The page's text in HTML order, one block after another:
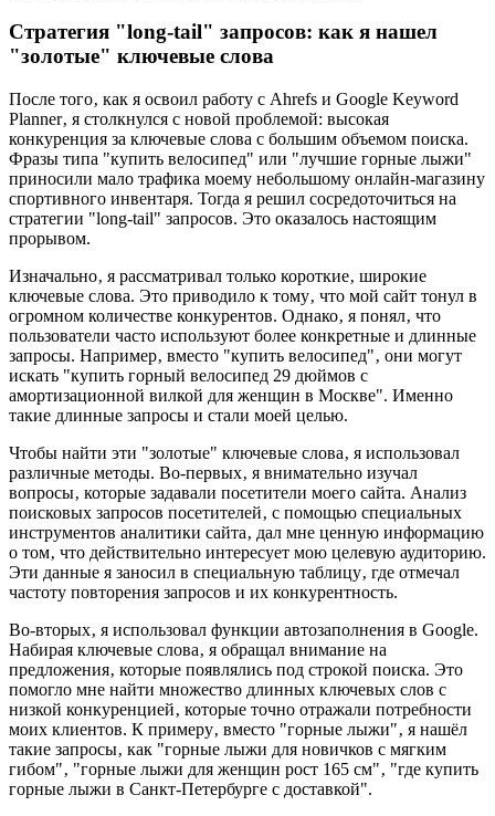
Стратегия "long-tail" запросов: как я нашел
"золотые" ключевые слова
После того‚ как я освоил работу с Ahrefs и Google Keyword
Planner‚ я столкнулся с новой проблемой: высокая
конкуренция за ключевые слова с большим объемом поиска.
Фразы типа "купить велосипед" или "лучшие горные лыжи"
приносили мало трафика моему небольшому онлайн-магазину
спортивного инвентаря. Тогда я решил сосредоточиться на
стратегии "long-tail" запросов. Это оказалось настоящим
прорывом.
Изначально‚ я рассматривал только короткие‚ широкие
ключевые слова. Это приводило к тому‚ что мой сайт тонул в
огромном количестве конкурентов. Однако‚ я понял‚ что
пользователи часто используют более конкретные и длинные
запросы. Например‚ вместо "купить велосипед"‚ они могут
искать "купить горный велосипед 29 дюймов с
амортизационной вилкой для женщин в Москве". Именно
такие длинные запросы и стали моей целью.
Чтобы найти эти "золотые" ключевые слова‚ я использовал
различные методы. Во-первых‚ я внимательно изучал
вопросы‚ которые задавали посетители моего сайта. Анализ
поисковых запросов посетителей‚ с помощью специальных
инструментов аналитики сайта‚ дал мне ценную информацию
о том‚ что действительно интересует мою целевую аудиторию.
Эти данные я заносил в специальную таблицу‚ где отмечал
частоту повторения запросов и их конкурентность.
Во-вторых‚ я использовал функции автозаполнения в Google.
Набирая ключевые слова‚ я обращал внимание на
предложения‚ которые появлялись под строкой поиска. Это
помогло мне найти множество длинных ключевых слов с
низкой конкуренцией‚ которые точно отражали потребности
моих клиентов. К примеру‚ вместо "горные лыжи"‚ я нашёл
такие запросы‚ как "горные лыжи для новичков с мягким
гибом"‚ "горные лыжи для женщин рост 165 см"‚ "где купить
горные лыжи в Санкт-Петербурге с доставкой".